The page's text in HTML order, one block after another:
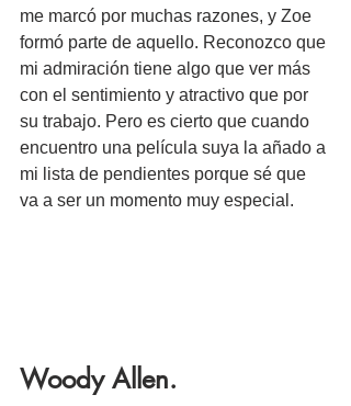
me marcó por muchas razones, y Zoe
formó parte de aquello. Reconozco que
mi admiración tiene algo que ver más
con el sentimiento y atractivo que por
su trabajo. Pero es cierto que cuando
encuentro una película suya la añado a
mi lista de pendientes porque sé que
va a ser un momento muy especial.
Woody Allen.